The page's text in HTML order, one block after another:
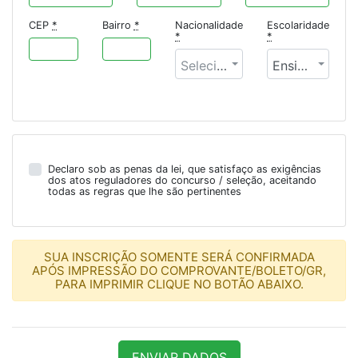
CEP * Bairro *
Nacionalidade
*
Selecione uma opção
Escolaridade
*
Ensino Médio Incompleto
Declaro sob as penas da lei, que satisfaço as exigências
dos atos reguladores do concurso / seleção, aceitando
todas as regras que lhe são pertinentes
SUA INSCRIÇÃO SOMENTE SERÁ CONFIRMADA
APÓS IMPRESSÃO DO COMPROVANTE/BOLETO/GR,
PARA IMPRIMIR CLIQUE NO BOTÃO ABAIXO.